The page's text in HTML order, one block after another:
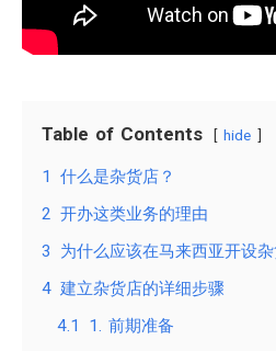
Table of Contents hide
1
什么是杂货店？
2 开办这类业务的理由
3
为什么应该在马来西亚开设
4 建立杂货店的详细步骤
4.1
1. 前期准备